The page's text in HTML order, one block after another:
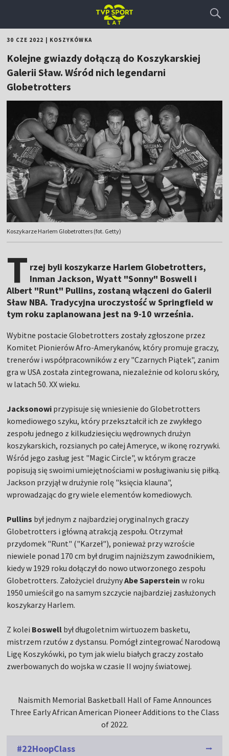
30 CZE 2022 KOSZYKÓWKA
Kolejne gwiazdy dołączą do Koszykarskiej
Galerii Sław. Wśród nich legendarni
Globetrotters
Koszykarze Harlem Globetrotters (fot. Getty)
T rzej byli koszykarze Harlem Globetrotters,
Inman Jackson, Wyatt "Sonny" Boswell i
Albert "Runt" Pullins, zostaną włączeni do Galerii
Sław NBA. Tradycyjna uroczystość w Springfield w
tym roku zaplanowana jest na 9-10 września.
Wybitne postacie Globetrotters zostały zgłoszone przez
Komitet Pionierów Afro-Amerykanów, który promuje graczy,
trenerów i współpracowników z ery "Czarnych Piątek", zanim
gra w USA została zintegrowana, niezależnie od koloru skóry,
w latach 50. XX wieku.
Jacksonowi przypisuje się wniesienie do Globetrotters
komediowego szyku, który przekształcił ich ze zwykłego
zespołu jednego z kilkudziesięciu wędrownych drużyn
koszykarskich, rozsianych po całej Ameryce, w ikonę rozrywki.
Wśród jego zasług jest "Magic Circle", w którym gracze
popisują się swoimi umiejętnościami w posługiwaniu się piłką.
Jackson przyjął w drużynie rolę "księcia klauna",
wprowadzając do gry wiele elementów komediowych.
Pullins był jednym z najbardziej oryginalnych graczy
Globetrotters i główną atrakcją zespołu. Otrzymał
przydomek "Runt" ("Karzeł"), ponieważ przy wzroście
niewiele ponad 170 cm był drugim najniższym zawodnikiem,
kiedy w 1929 roku dołączył do nowo utworzonego zespołu
Globetrotters. Założyciel drużynyAbe Saperstein w roku
1950 umieścił go na samym szczycie najbardziej zasłużonych
koszykarzy Harlem.
Z kolei Boswell był długoletnim wirtuozem basketu,
mistrzem rzutów z dystansu. Pomógł zintegrować Narodową
Ligę Koszykówki, po tym jak wielu białych graczy zostało
zwerbowanych do wojska w czasie II wojny światowej.
Naismith Memorial Basketball Hall of Fame Announces
Three Early African American Pioneer Additions to the Class
of 2022.
#22HoopClass